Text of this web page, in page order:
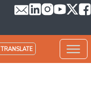
TRANSLATE